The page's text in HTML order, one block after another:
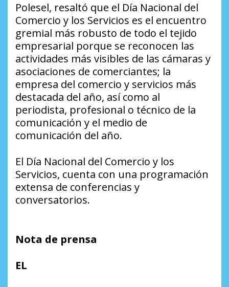
Polesel, resaltó que el Día Nacional del
Comercio y los Servicios es el encuentro
gremial más robusto de todo el tejido
empresarial porque se reconocen las
actividades más visibles de las cámaras y
asociaciones de comerciantes; la
empresa del comercio y servicios más
destacada del año, así como al
periodista, profesional o técnico de la
comunicación y el medio de
comunicación del año.
El Día Nacional del Comercio y los
Servicios, cuenta con una programación
extensa de conferencias y
conversatorios.
Nota de prensa
EL